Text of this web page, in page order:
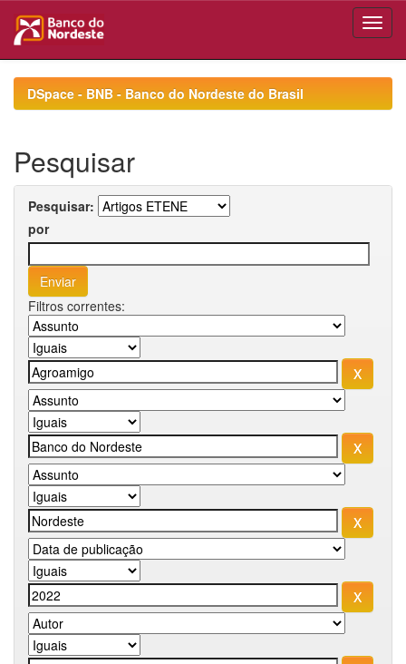
navigationDSpace - BNB - Banco do Nordeste do Brasil
Pesquisar
Pesquisar:
por
Filtros correntes: